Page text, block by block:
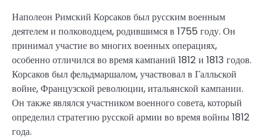
Наполеон Римский Корсаков был русским военным
деятелем и полководцем, родившимся в 1755 году. Он
принимал участие во многих военных операциях,
особенно отличился во время кампаний 1812 и 1813 годов.
Корсаков был фельдмаршалом, участвовал в Галльской
войне, Французской революции, итальянской кампании.
Он также являлся участником военного совета, который
определил стратегию русской армии во время войны 1812
года.